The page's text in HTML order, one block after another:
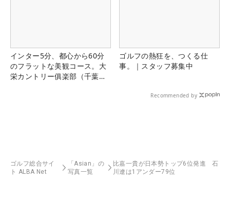
インター5分、都心から60分
のフラットな美観コース。大
栄カントリー俱楽部（千葉
ゴルフの熱狂を、つくる仕
事。｜スタッフ募集中
Recommended by
ゴルフ総合サイ
ト ALBA Net
「Asian」の
写真一覧
比嘉一貴が日本勢トップ6位発進 石
川遼は1アンダー79位